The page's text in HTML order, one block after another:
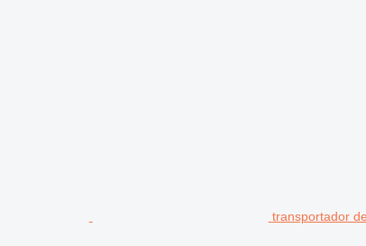
transportador